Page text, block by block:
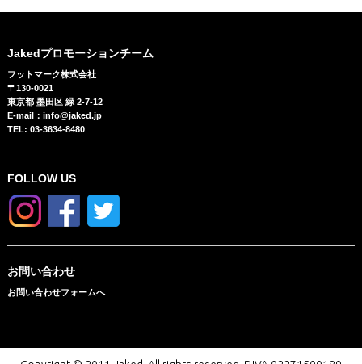
Jakedプロモーションチーム
フットマーク株式会社
〒130-0021
東京都 墨田区 緑 2-7-12
E-mail：info@jaked.jp
TEL: 03-3634-8480
FOLLOW US
お問い合わせ
お問い合わせフォームへ